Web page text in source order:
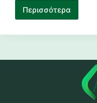
Περισσότερα
Κόστος
ΙΚΕ